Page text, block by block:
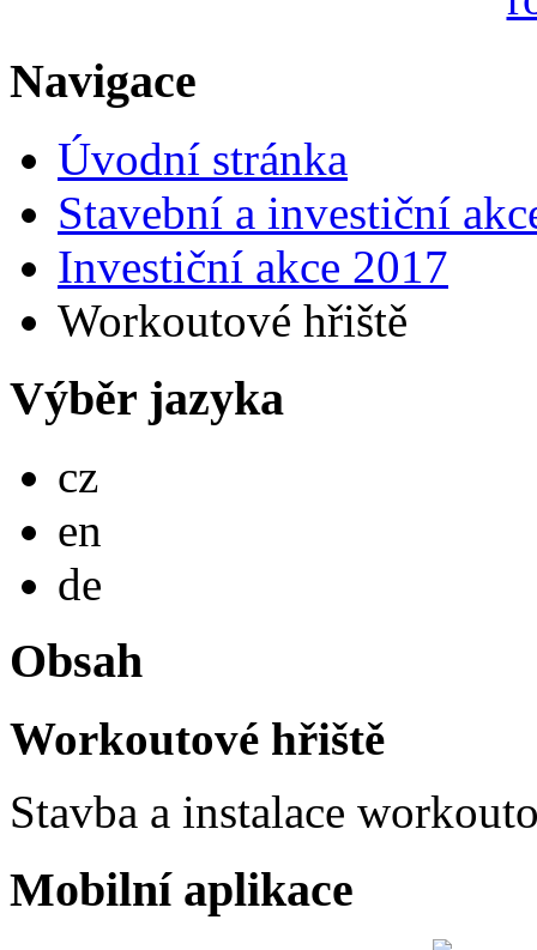
Navigace
Úvodní stránka
Stavební a investiční
Investiční akce 2017
Workoutové hřiště
Výběr jazyka
cz
en
de
Obsah
Workoutové hřiště
Stavba a instalace
Mobilní aplikace